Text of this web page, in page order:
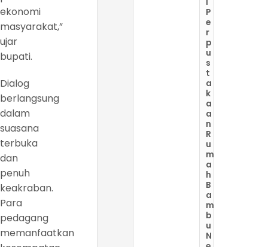
ekonomi
masyarakat,”
ujar
bupati.
Dialog
berlangsung
dalam
suasana
terbuka
dan
penuh
keakraban.
Para
pedagang
memanfaatkan
P
e
r
p
u
s
t
a
k
a
a
n
R
u
m
a
h
B
a
m
b
u
N